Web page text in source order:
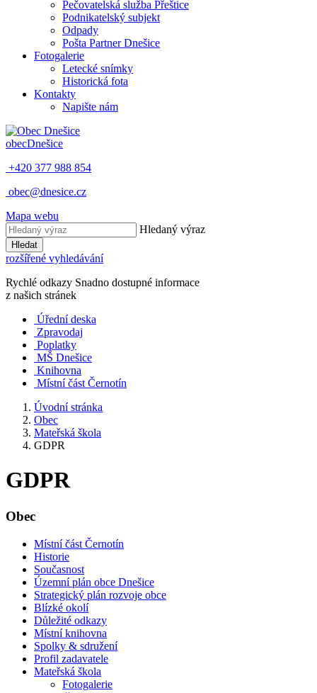
Pečovatelská služba Přeštice
Podnikatelský subjekt
Odpady
Pošta Partner Dnešice
Fotogalerie
Letecké snímky
Historická fota
Kontakty
Napište nám
obecDnešice
+420 377 988 854
obec@dnesice.cz
Mapa webu
Hledaný výraz
Hledat
rozšířené vyhledávání
Rychlé odkazy Snadno dostupné informace
z našich stránek
Úřední deska
Zpravodaj
Poplatky
MŠ Dnešice
Knihovna
Místní část Černotín
Úvodní stránka
Obec
Mateřská škola
GDPR
GDPR
Obec
Místní část Černotín
Historie
Současnost
Územní plán obce Dnešice
Strategický plán rozvoje obce
Blízké okolí
Důležité odkazy
Místní knihovna
Spolky & sdružení
Profil zadavatele
Mateřská škola
Fotogalerie